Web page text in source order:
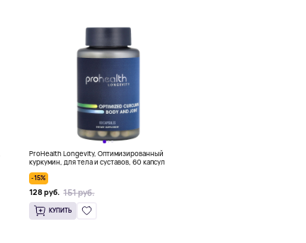
ProHealth Longevity, Оптимизированный
куркумин, для тела и суставов, 60 капсул
-15%
128 руб. 151 руб.
КУПИТЬ